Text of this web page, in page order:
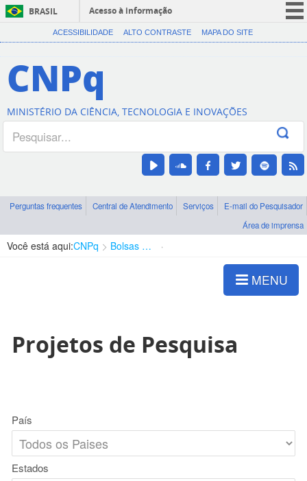
BRASIL
Acesso à informação
CORONAVÍRUS (COVID-19)
Canais
ACESSIBILIDADE ALTO CONTRASTE MAPA DO SITE
CNPq
MINISTÉRIO DA CIÊNCIA, TECNOLOGIA E INOVAÇÕES
Perguntas frequentes Central de Atendimento Serviços
E-mail do Pesquisador
Área de imprensa
Você está aqui:CNPq Bolsas e Auxílios Vigentes
MENU
Projetos de Pesquisa
País
Estados